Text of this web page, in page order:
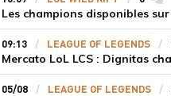
09:13 LEAGUE OF LEGENDS
05/08 LEAGUE OF LEGENDS